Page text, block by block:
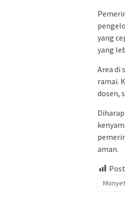
yang
yang
Area di
ramai.
dosen,
aman.